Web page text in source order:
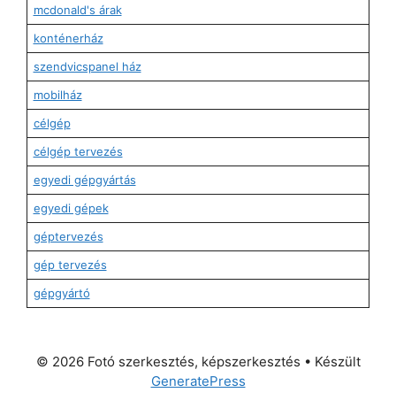
mcdonald's árak
konténerház
szendvicspanel ház
mobilház
célgép
célgép tervezés
egyedi gépgyártás
egyedi gépek
géptervezés
gép tervezés
gépgyártó
© 2026 Fotó szerkesztés, képszerkesztés • Készült
GeneratePress